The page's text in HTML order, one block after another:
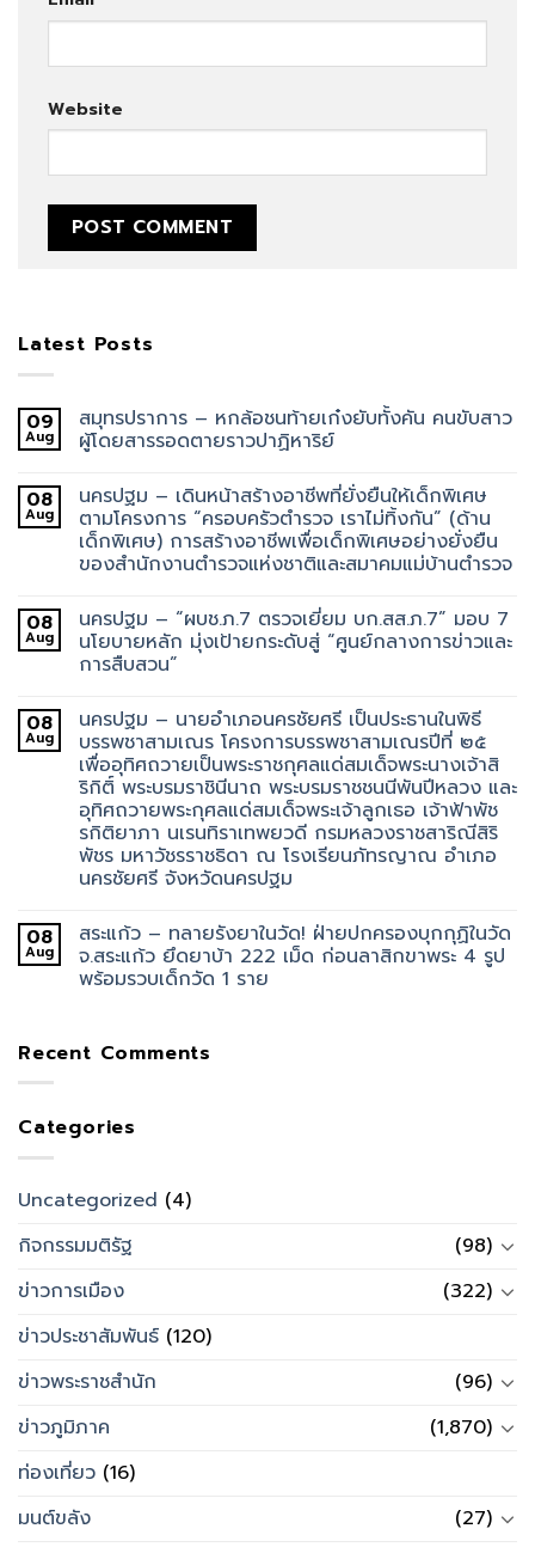
Website
Latest Posts
09
Aug
สมุทรปราการ – หกล้อชนท้ายเก๋งยับทั้งคัน คนขับสาว
ผู้โดยสารรอดตายราวปาฏิหาริย์
08
Aug
นครปฐม – เดินหน้าสร้างอาชีพที่ยั่งยืนให้เด็กพิเศษ
ตามโครงการ “ครอบครัวตำรวจ เราไม่ทิ้งกัน” (ด้าน
เด็กพิเศษ) การสร้างอาชีพเพื่อเด็กพิเศษอย่างยั่งยืน
ของสำนักงานตำรวจแห่งชาติและสมาคมแม่บ้านตำรวจ
08
Aug
นครปฐม – “ผบช.ภ.7 ตรวจเยี่ยม บก.สส.ภ.7” มอบ 7
นโยบายหลัก มุ่งเป้ายกระดับสู่ “ศูนย์กลางการข่าวและ
การสืบสวน”
08
Aug
นครปฐม – นายอำเภอนครชัยศรี เป็นประธานในพิธี
บรรพชาสามเณร โครงการบรรพชาสามเณรปีที่ ๒๕
เพื่ออุทิศถวายเป็นพระราชกุศลแด่สมเด็จพระนางเจ้าสิ
ริกิติ์ พระบรมราชินีนาถ พระบรมราชชนนีพันปีหลวง และ
อุทิศถวายพระกุศลแด่สมเด็จพระเจ้าลูกเธอ เจ้าฟ้าพัช
รกิติยาภา นเรนทิราเทพยวดี กรมหลวงราชสาริณีสิริ
พัชร มหาวัชรราชธิดา ณ โรงเรียนภัทรญาณ อำเภอ
นครชัยศรี จังหวัดนครปฐม
08
Aug
สระแก้ว – ทลายรังยาในวัด! ฝ่ายปกครองบุกกุฏิในวัด
จ.สระแก้ว ยึดยาบ้า 222 เม็ด ก่อนลาสิกขาพระ 4 รูป
พร้อมรวบเด็กวัด 1 ราย
Recent Comments
Categories
Uncategorized (4)
กิจกรรมมติรัฐ
(98)
ข่าวการเมือง
(322)
ข่าวประชาสัมพันธ์ (120)
ข่าวพระราชสำนัก
(96)
ข่าวภูมิภาค
(1,870)
ท่องเที่ยว (16)
มนต์ขลัง
(27)